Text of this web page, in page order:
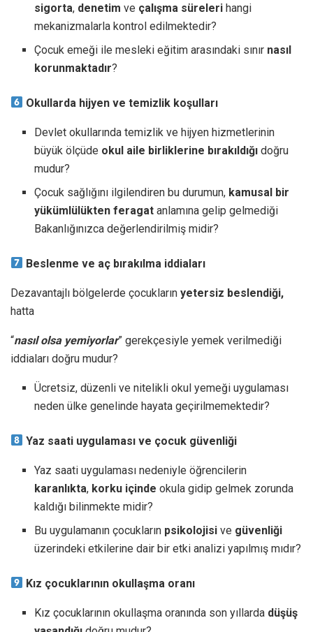
sigorta, denetim ve çalışma süreleri hangi
mekanizmalarla kontrol edilmektedir?
Çocuk emeği ile mesleki eğitim arasındaki sınır nasıl
korunmaktadır?
Okullarda hijyen ve temizlik koşulları
Devlet okullarında temizlik ve hijyen hizmetlerinin
büyük ölçüde okul aile birliklerine bırakıldığıdoğru
mudur?
Çocuk sağlığını ilgilendiren bu durumun, kamusal bir
yükümlülükten feragatanlamına gelip gelmediği
Bakanlığınızca değerlendirilmiş midir?
Beslenme ve aç bırakılma iddiaları
Dezavantajlı bölgelerde çocukların yetersiz beslendiği,
hatta
“nasıl olsa yemiyorlar” gerekçesiyle yemek verilmediği
iddiaları doğru mudur?
Ücretsiz, düzenli ve nitelikli okul yemeği uygulaması
neden ülke genelinde hayata geçirilmemektedir?
Yaz saati uygulaması ve çocuk güvenliği
Yaz saati uygulaması nedeniyle öğrencilerin
karanlıkta, korku içindeokula gidip gelmek zorunda
kaldığı bilinmekte midir?
Bu uygulamanın çocukların psikolojisi ve güvenliği
üzerindeki etkilerine dair bir etki analizi yapılmış mıdır?
Kız çocuklarının okullaşma oranı
Kız çocuklarının okullaşma oranında son yıllarda düşüş